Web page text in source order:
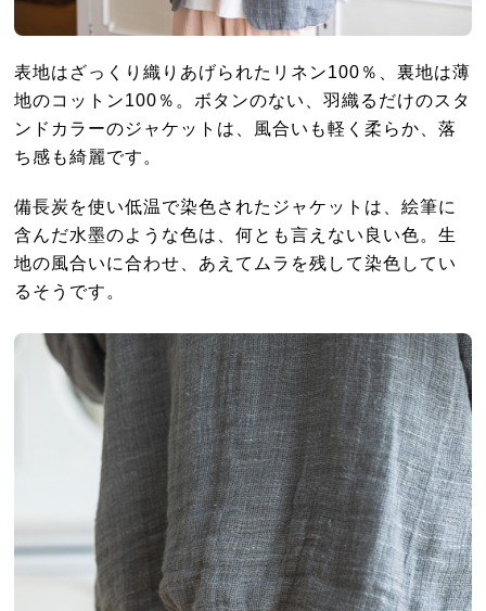
表地はざっくり織りあげられたリネン100％、裏地は薄
地のコットン100％。ボタンのない、羽織るだけのスタ
ンドカラーのジャケットは、風合いも軽く柔らか、落
ち感も綺麗です。
備長炭を使い低温で染色されたジャケットは、絵筆に
含んだ水墨のような色は、何とも言えない良い色。生
地の風合いに合わせ、あえてムラを残して染色してい
るそうです。